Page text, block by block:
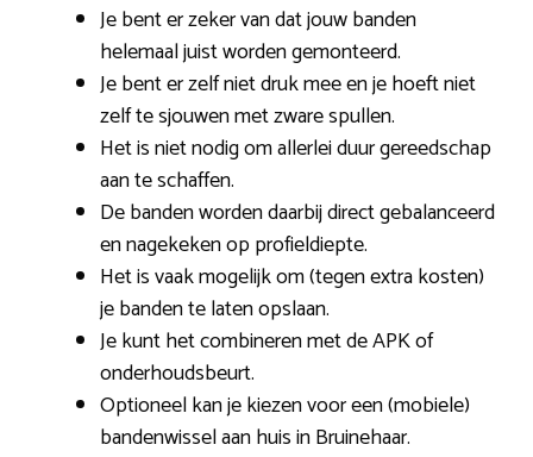
Je bent er zeker van dat jouw banden
helemaal juist worden gemonteerd.
Je bent er zelf niet druk mee en je hoeft niet
zelf te sjouwen met zware spullen.
Het is niet nodig om allerlei duur gereedschap
aan te schaffen.
De banden worden daarbij direct gebalanceerd
en nagekeken op profieldiepte.
Het is vaak mogelijk om (tegen extra kosten)
je banden te laten opslaan.
Je kunt het combineren met de APK of
onderhoudsbeurt.
Optioneel kan je kiezen voor een (mobiele)
bandenwissel aan huis in Bruinehaar.